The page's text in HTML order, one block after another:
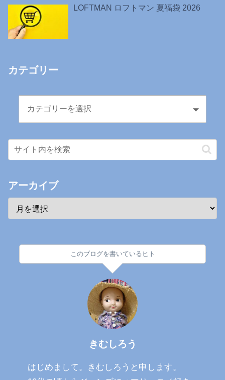
LOFTMAN ロフトマン 夏福袋 2026
カテゴリー
アーカイブ
このブログを書いているヒト
きむしろう
はじめまして。きむしろうと申します。